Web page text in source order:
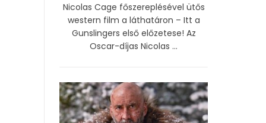
Nicolas Cage főszereplésével ütős
western film a láthatáron – Itt a
Gunslingers első előzetese! Az
Oscar-díjas Nicolas ...